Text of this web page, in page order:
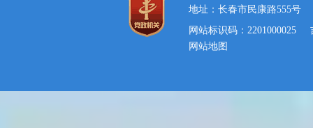
地址：长春市民康路555号
网站标识码：2201000025
网站地图